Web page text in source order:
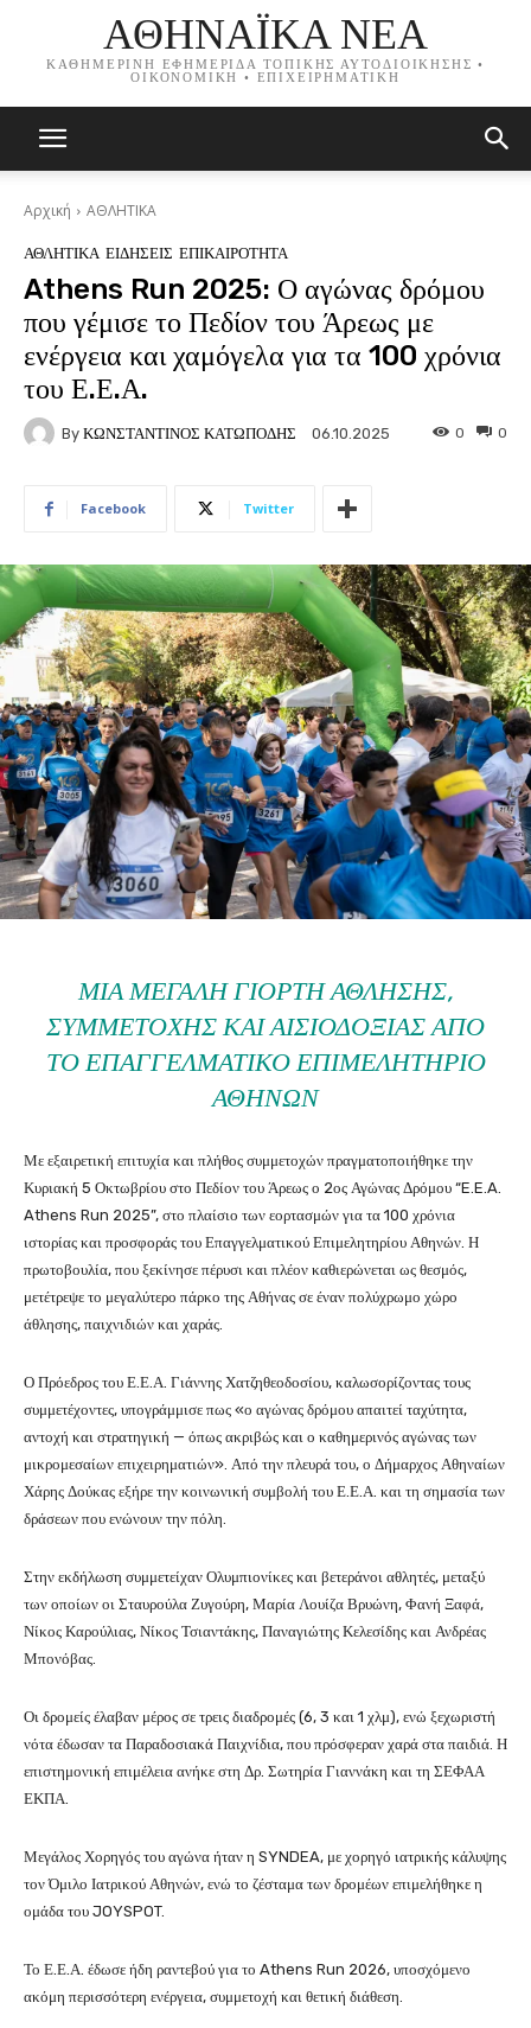
ΑΘΗΝΑΪΚΑ ΝΕΑ
ΚΑΘΗΜΕΡΙΝΗ ΕΦΗΜΕΡΙΔΑ ΤΟΠΙΚΗΣ ΑΥΤΟΔΙΟΙΚΗΣΗΣ •
ΟΙΚΟΝΟΜΙΚΗ • ΕΠΙΧΕΙΡΗΜΑΤΙΚΗ
Αρχική ΑΘΛΗΤΙΚΑ
ΑΘΛΗΤΙΚΑ ΕΙΔΗΣΕΙΣ ΕΠΙΚΑΙΡΟΤΗΤΑ
Athens Run 2025: Ο αγώνας δρόμου
που γέμισε το Πεδίον του Άρεως με
ενέργεια και χαμόγελα για τα 100 χρόνια
του Ε.Ε.Α.
By ΚΩΝΣΤΑΝΤΙΝΟΣ ΚΑΤΩΠΟΔΗΣ 06.10.2025 0
0
Facebook Twitter
ΜΙΑ ΜΕΓΆΛΗ ΓΙΟΡΤΉ ΆΘΛΗΣΗΣ,
ΣΥΜΜΕΤΟΧΉΣ ΚΑΙ ΑΙΣΙΟΔΟΞΊΑΣ ΑΠΌ
ΤΟ ΕΠΑΓΓΕΛΜΑΤΙΚΌ ΕΠΙΜΕΛΗΤΉΡΙΟ
ΑΘΗΝΏΝ
Με εξαιρετική επιτυχία και πλήθος συμμετοχών πραγματοποιήθηκε την
Κυριακή 5 Οκτωβρίου στο Πεδίον του Άρεως ο 2ος Αγώνας Δρόμου “E.E.A.
Athens Run 2025”, στο πλαίσιο των εορτασμών για τα 100 χρόνια
ιστορίας και προσφοράς του Επαγγελματικού Επιμελητηρίου Αθηνών. Η
πρωτοβουλία, που ξεκίνησε πέρυσι και πλέον καθιερώνεται ως θεσμός,
μετέτρεψε το μεγαλύτερο πάρκο της Αθήνας σε έναν πολύχρωμο χώρο
άθλησης, παιχνιδιών και χαράς.
Ο Πρόεδρος του Ε.Ε.Α. Γιάννης Χατζηθεοδοσίου, καλωσορίζοντας τους
συμμετέχοντες, υπογράμμισε πως «ο αγώνας δρόμου απαιτεί ταχύτητα,
αντοχή και στρατηγική — όπως ακριβώς και ο καθημερινός αγώνας των
μικρομεσαίων επιχειρηματιών». Από την πλευρά του, ο Δήμαρχος Αθηναίων
Χάρης Δούκας εξήρε την κοινωνική συμβολή του Ε.Ε.Α. και τη σημασία των
δράσεων που ενώνουν την πόλη.
Στην εκδήλωση συμμετείχαν Ολυμπιονίκες και βετεράνοι αθλητές, μεταξύ
των οποίων οι Σταυρούλα Ζυγούρη, Μαρία Λουίζα Βρυώνη, Φανή Ξαφά,
Νίκος Καρούλιας, Νίκος Τσιαντάκης, Παναγιώτης Κελεσίδης και Ανδρέας
Μπονόβας.
Οι δρομείς έλαβαν μέρος σε τρεις διαδρομές (6, 3 και 1 χλμ), ενώ ξεχωριστή
νότα έδωσαν τα Παραδοσιακά Παιχνίδια, που πρόσφεραν χαρά στα παιδιά. Η
επιστημονική επιμέλεια ανήκε στη Δρ. Σωτηρία Γιαννάκη και τη ΣΕΦΑΑ
ΕΚΠΑ.
Μεγάλος Χορηγός του αγώνα ήταν η SYNDEA, με χορηγό ιατρικής κάλυψης
τον Όμιλο Ιατρικού Αθηνών, ενώ το ζέσταμα των δρομέων επιμελήθηκε η
ομάδα του JOYSPOT.
Το Ε.Ε.Α. έδωσε ήδη ραντεβού για το Athens Run 2026, υποσχόμενο
ακόμη περισσότερη ενέργεια, συμμετοχή και θετική διάθεση.